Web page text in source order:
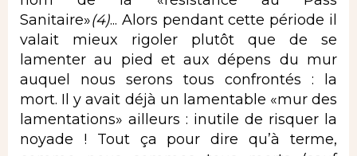
Sanitaire»(4)... Alors pendant cette période il
valait mieux rigoler plutôt que de se
lamenter au pied et aux dépens du mur
auquel nous serons tous confrontés : la
mort. Il y avait déjà un lamentable «mur des
lamentations» ailleurs : inutile de risquer la
noyade ! Tout ça pour dire qu’à terme,